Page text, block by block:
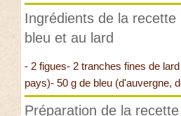
Ingrédients de la recette
bleu et au lard
- 2 figues- 2 tranches fines de
pays)- 50 g de bleu (d'auvergne,
Préparation de la